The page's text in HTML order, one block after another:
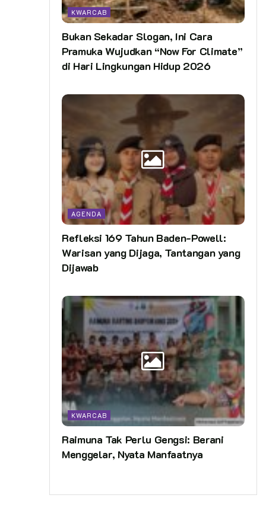
KWARCAB
Bukan Sekadar Slogan, Ini Cara
Pramuka Wujudkan “Now For Climate”
di Hari Lingkungan Hidup 2026
AGENDA
Refleksi 169 Tahun Baden-Powell:
Warisan yang Dijaga, Tantangan yang
Dijawab
KWARCAB
Raimuna Tak Perlu Gengsi: Berani
Menggelar, Nyata Manfaatnya